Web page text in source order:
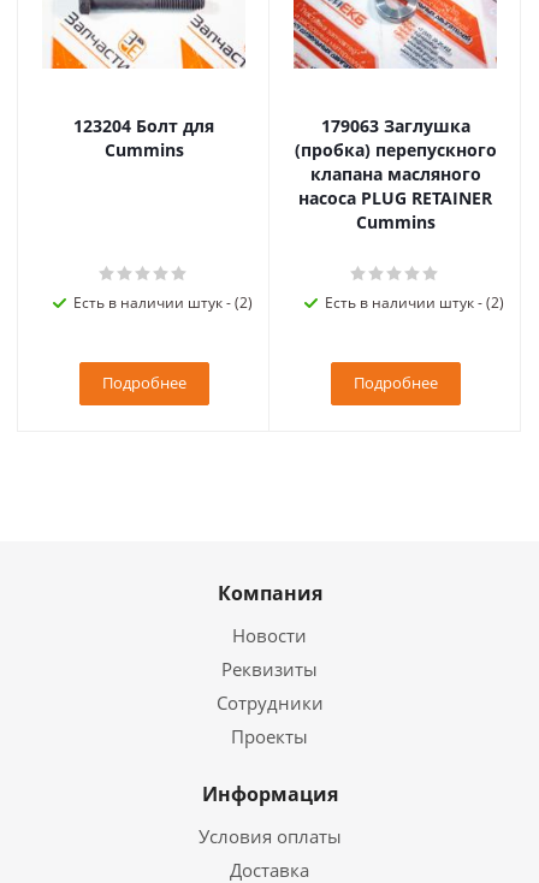
123204 Болт для
Cummins
Есть в наличии штук - (2)
Подробнее
179063 Заглушка
(пробка) перепускного
клапана масляного
насоса PLUG RETAINER
Cummins
Есть в наличии штук - (2)
Подробнее
Компания
Новости
Реквизиты
Сотрудники
Проекты
Информация
Условия оплаты
Доставка